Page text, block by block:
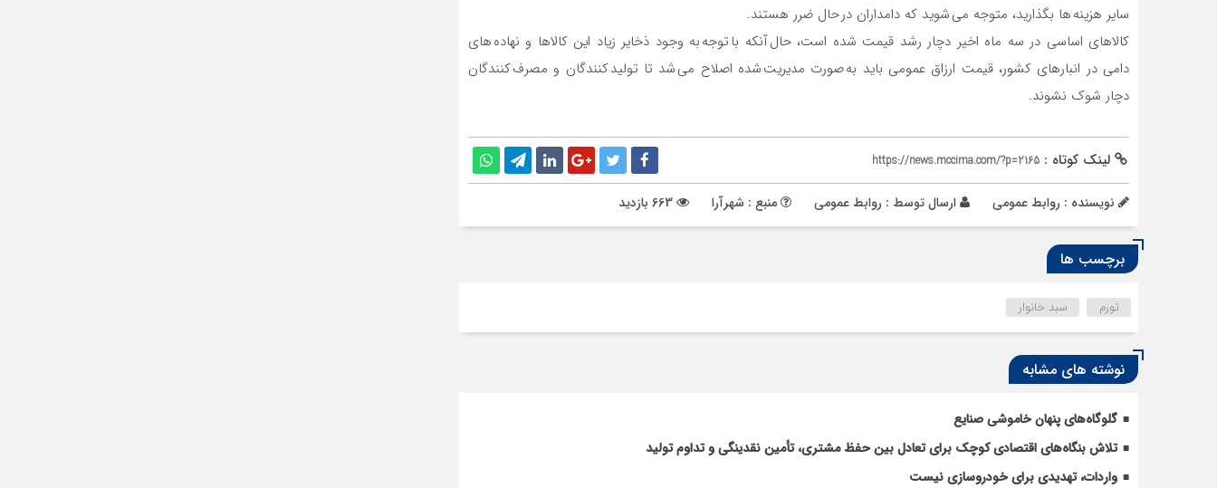
سایر هزینه ها بگذارید، متوجه می شوید که دامداران در حال ضرر هستند.
کالاهای اساسی در سه ماه اخیر دچار رشد قیمت شده است، حال آنکه با توجه به وجود ذخایر زیاد این کالاها و نهاده های
دامی در انبارهای کشور، قیمت ارزاق عمومی باید به صورت مدیریت شده اصلاح می شد تا تولید کنندگان و مصرف کنندگان
دچار شوک نشوند.
لینک کوتاه : https://news.mccima.com/?p=2165
نویسنده : روابط عمومی ارسال توسط : روابط عمومی منبع : شهرآرا
برچسب ها
تورم سبد خانوار
نوشته های مشابه
گلوگاه‌های پنهان خاموشی صنایع
تلاش بنگاه‌های اقتصادی کوچک برای تعادل بین حفظ مشتری، تأمین نقدینگی و تداوم تولید
واردات، تهدیدی برای خودروسازی نیست